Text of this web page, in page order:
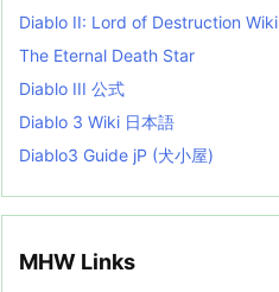
Diablo II: Lord of Destruction Wiki
The Eternal Death Star
Diablo III 公式
Diablo 3 Wiki 日本語
Diablo3 Guide jP (犬小屋)
MHW Links